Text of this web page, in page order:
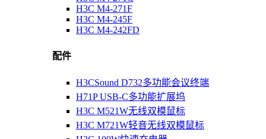
H3C M4-271F
H3C M4-245F
H3C M4-242FD
配件
H3CSound D732多功能会议终端
H71P USB-C多功能扩展坞
H3C M521W无线双模鼠标
H3C M721W轻音无线双模鼠标